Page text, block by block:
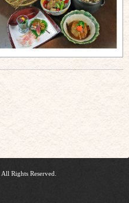
. All Rights Reserved.